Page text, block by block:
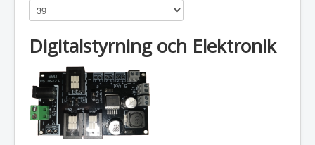
Digitalstyrning och Elektronik